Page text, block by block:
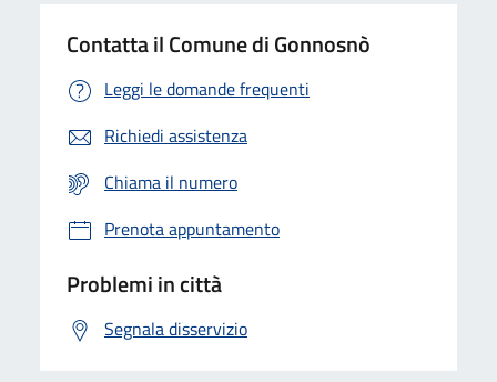
Contatta il Comune di Gonnosnò
Leggi le domande frequenti
Richiedi assistenza
Chiama il numero
Prenota appuntamento
Problemi in città
Segnala disservizio